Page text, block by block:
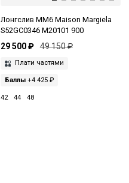
Лонгслив MM6 Maison Margiela
S52GC0346 M20101 900
29 500 ₽ 49 150 ₽
Плати частями
Баллы+4 425 ₽
42 44 48